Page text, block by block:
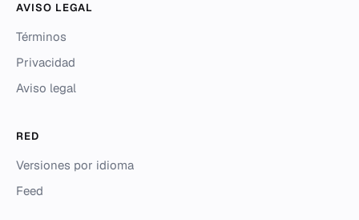
AVISO LEGAL
Términos
Privacidad
Aviso legal
RED
Versiones por idioma
Feed